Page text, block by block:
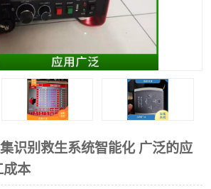
识别救生系统智能化 广泛的应
成本